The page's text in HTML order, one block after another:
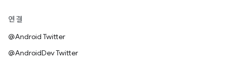
연결
@Android Twitter
@AndroidDev Twitter